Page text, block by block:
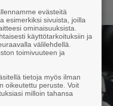
evästeitä
esimerkiksi sivuista, joilla
ominaisuuksista.
käyttötarkoituksiin ja
välilehdellä.
toimivuuteen ja
tietoja myös ilman
oikeutettu peruste. Voit
milloin tahansa